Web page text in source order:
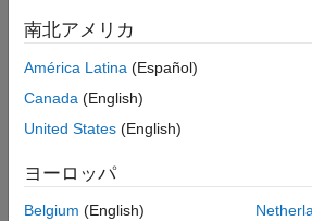
例
入力引数
出力引数
アルゴリズム
拡張機能
説明
連続時間の伝達関数を離散時間の伝達
関数を使用します。
ル レートfs
極-零点形式で変換されます。
南北アメリカ
América Latina (Español)
Canada (English)
United States (English)
ヨーロッパ
Belgium (English)